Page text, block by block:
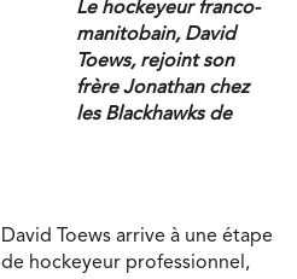
Le hockeyeur franco-
manitobain, David
Toews, rejoint son
frère Jonathan chez
les Blackhawks de
Toews arrive à une étape
hockeyeur professionnel,